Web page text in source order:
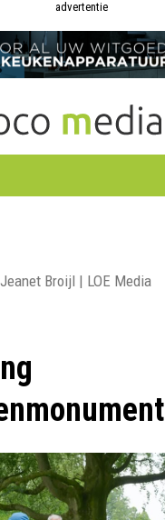
advertentie
Broijl | LOE Media